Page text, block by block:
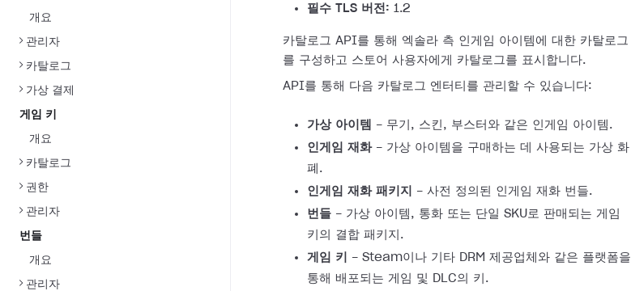
개요
관리자
카탈로그
가상 결제
게임 키
개요
카탈로그
권한
관리자
번들
개요
관리자
필수 TLS 버전: 1.2
카탈로그 API를 통해 엑솔라 측 인게임 아이템에 대한 카탈로그
를 구성하고 스토어 사용자에게 카탈로그를 표시합니다.
API를 통해 다음 카탈로그 엔터티를 관리할 수 있습니다:
가상 아이템 - 무기, 스킨, 부스터와 같은 인게임 아이템.
인게임 재화- 가상 아이템을 구매하는 데 사용되는 가상 화
폐.
인게임 재화 패키지
- 사전 정의된 인게임 재화 번들.
번들 - 가상 아이템, 통화 또는 단일 SKU로 판매되는 게임
키의 결합 패키지.
게임 키
- Steam이나 기타 DRM 제공업체와 같은 플랫폼을
통해 배포되는 게임 및 DLC의 키.